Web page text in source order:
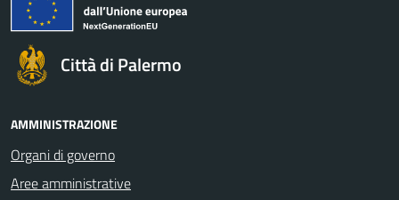
Città di Palermo
AMMINISTRAZIONE
Organi di governo
Aree amministrative